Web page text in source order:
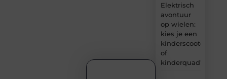
Elektrisch
avontuur
op wielen:
kies je een
kinderscooter
of
kinderquad?